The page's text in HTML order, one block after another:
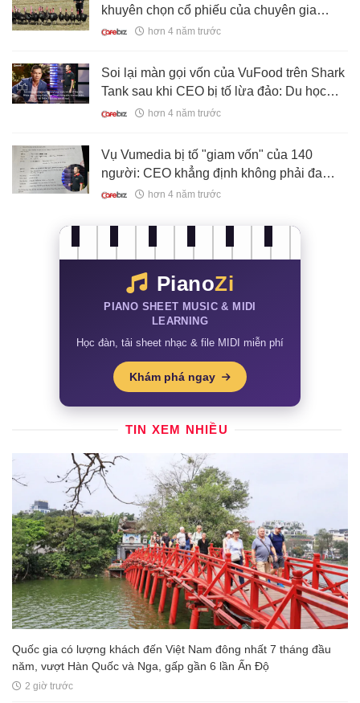
khuyên chọn cổ phiếu của chuyên gia
dành cho các chứng sĩ F0 đang băn khoăn
hơn 4 năm trước
Soi lại màn gọi vốn của VuFood trên Shark
Tank sau khi CEO bị tố lừa đảo: Du học
sinh Trung Quốc ‘gạ’ Shark Hưng đầu tư
học!
hơn 4 năm trước
Vụ Vumedia bị tố "giam vốn" của 140
người: CEO khẳng định không phải đa
cấp, nhưng tiền đầu tư "chảy" về tài khoản
hơn 4 năm trước
PianoZi
PIANO SHEET MUSIC & MIDI
LEARNING
Học đàn, tải sheet nhạc & file MIDI miễn phí
Khám phá ngay
TIN XEM NHIỀU
Quốc gia có lượng khách đến Việt Nam đông nhất 7 tháng đầu
năm, vượt Hàn Quốc và Nga, gấp gần 6 lần Ấn Độ
2 giờ trước